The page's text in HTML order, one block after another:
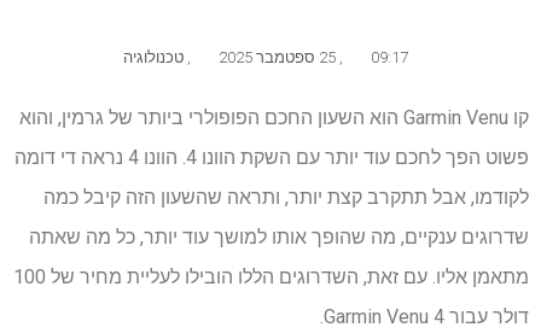
09:17
,
, טכנולוגיה
קו Garmin Venu הוא השעון החכם הפופולרי ביותר של גרמין, והוא
פשוט הפך לחכם עוד יותר עם השקת הוונו 4. הוונו 4 נראה די דומה
לקודמו, אבל תתקרב קצת יותר, ותראה שהשעון הזה קיבל כמה
שדרוגים ענקיים, מה שהופך אותו למושך עוד יותר, כל מה שאתה
מתאמן אליו. עם זאת, השדרוגים הללו הובילו לעליית מחיר של 100
דולר עבור Garmin Venu 4.